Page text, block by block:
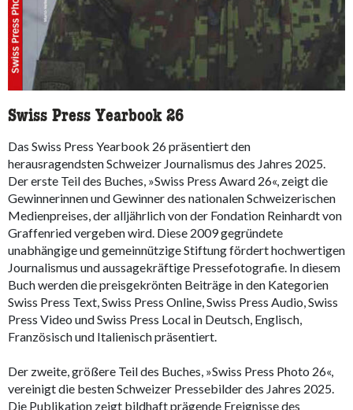
Swiss Press Yearbook 26
Das Swiss Press Yearbook 26 präsentiert den
herausragendsten Schweizer Journalismus des Jahres 2025.
Der erste Teil des Buches, »Swiss Press Award 26«, zeigt die
Gewinnerinnen und Gewinner des nationalen Schweizerischen
Medienpreises, der alljährlich von der Fondation Reinhardt von
Graffenried vergeben wird. Diese 2009 gegründete
unabhängige und gemeinnützige Stiftung fördert hochwertigen
Journalismus und aussagekräftige Pressefotografie. In diesem
Buch werden die preisgekrönten Beiträge in den Kategorien
Swiss Press Text, Swiss Press Online, Swiss Press Audio, Swiss
Press Video und Swiss Press Local in Deutsch, Englisch,
Französisch und Italienisch präsentiert.
Der zweite, größere Teil des Buches, »Swiss Press Photo 26«,
vereinigt die besten Schweizer Pressebilder des Jahres 2025.
Die Publikation zeigt bildhaft prägende Ereignisse des